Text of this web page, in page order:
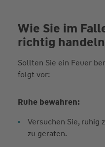
Wie Sie im
richtig handeln
Sollten Sie ein Feuer
folgt vor:
Ruhe bewahren:
Versuchen Sie, ruhig
zu geraten.